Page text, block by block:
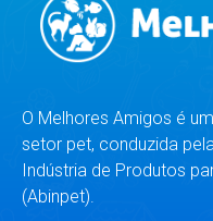
O Melhores Amigos é
setor pet, conduzida
Indústria de Produtos
(Abinpet).